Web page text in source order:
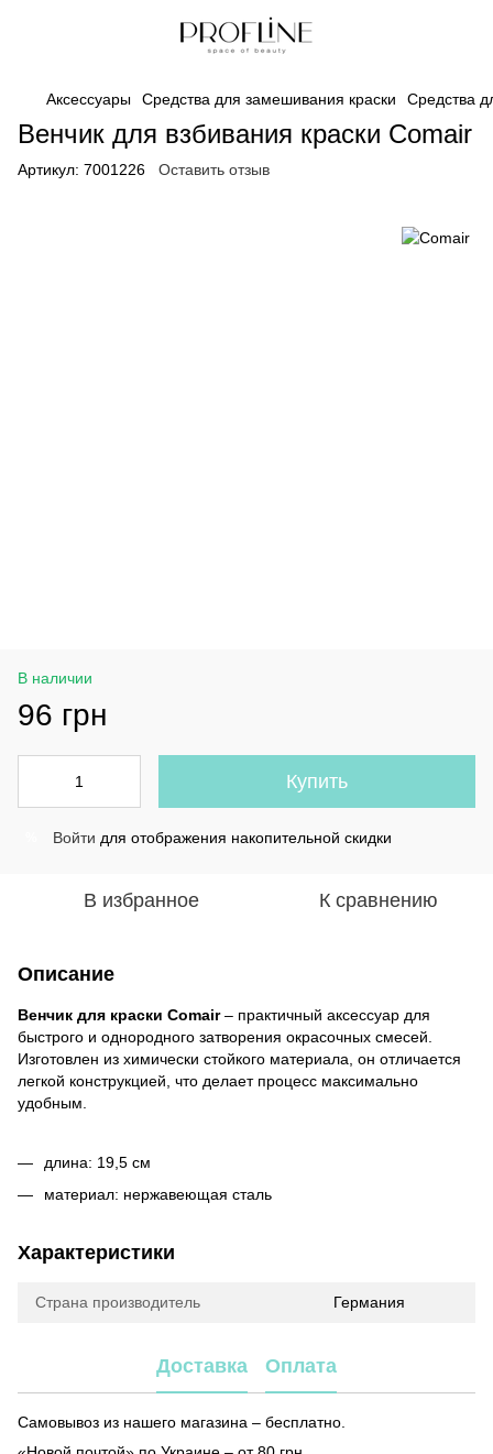
Аксессуары Средства для замешивания краски Средства
Венчик для взбивания краски Comair
Артикул: 7001226 Оставить отзыв
В наличии
96 грн
Купить
Войти для отображения накопительной скидки
В избранное К сравнению
Описание
Венчик для краски Comair– практичный аксессуар для
быстрого и однородного затворения окрасочных смесей.
Изготовлен из химически стойкого материала, он отличается
легкой конструкцией, что делает процесс максимально
удобным.
длина: 19,5 см
материал: нержавеющая сталь
Характеристики
Страна производитель Германия
Доставка Оплата
Самовывоз из нашего магазина – бесплатно.